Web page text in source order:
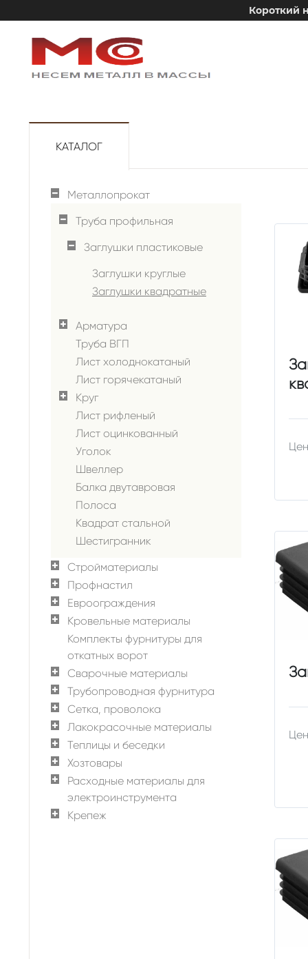
Короткий
КАТАЛОГ
Металлопрокат
Труба профильная
Заглушки пластиковые
Заглушки круглые
Заглушки квадратные
Арматура
Труба ВГП
Лист холоднокатаный
Лист горячекатаный
Круг
Лист рифленый
Лист оцинкованный
Уголок
Швеллер
Балка двутавровая
Полоса
Квадрат стальной
Шестигранник
Стройматериалы
Профнастил
Евроограждения
Кровельные материалы
Комплекты фурнитуры для
откатных ворот
Сварочные материалы
Трубопроводная фурнитура
Сетка, проволока
Лакокрасочные материалы
Теплицы и беседки
Хозтовары
Расходные материалы для
электроинструмента
Крепеж